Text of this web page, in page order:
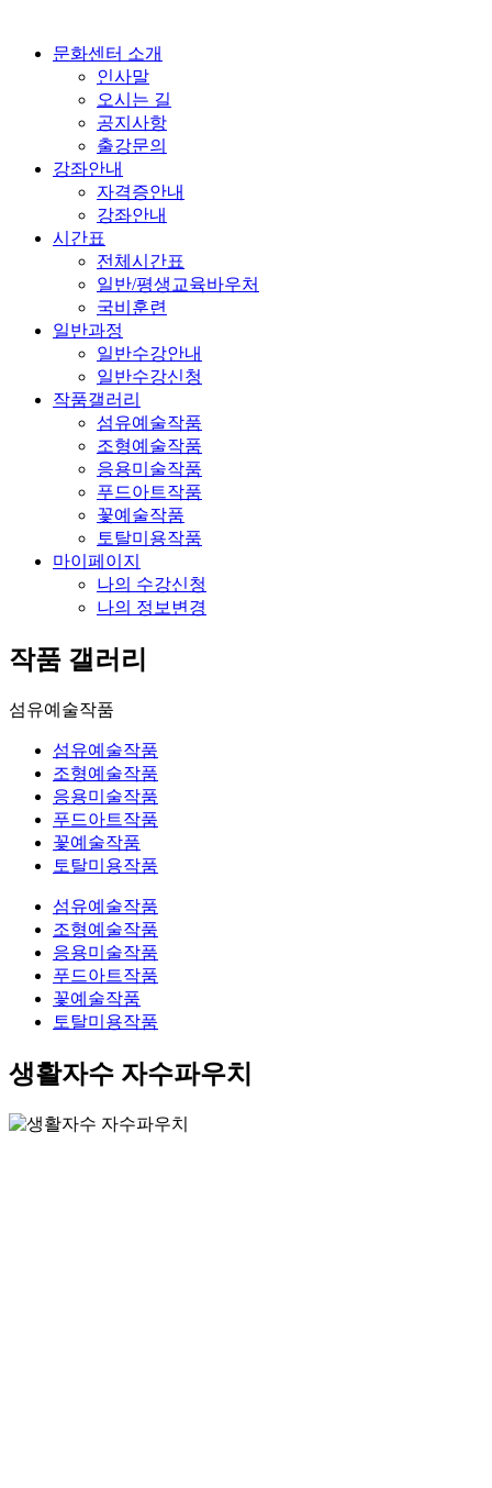
문화센터 소개
인사말
오시는 길
공지사항
출강문의
강좌안내
자격증안내
강좌안내
시간표
전체시간표
일반/평생교육바우처
국비훈련
일반과정
일반수강안내
일반수강신청
작품갤러리
섬유예술작품
조형예술작품
응용미술작품
푸드아트작품
꽃예술작품
토탈미용작품
마이페이지
나의 수강신청
나의 정보변경
작품 갤러리
섬유예술작품
섬유예술작품
조형예술작품
응용미술작품
푸드아트작품
꽃예술작품
토탈미용작품
섬유예술작품
조형예술작품
응용미술작품
푸드아트작품
꽃예술작품
토탈미용작품
생활자수 자수파우치